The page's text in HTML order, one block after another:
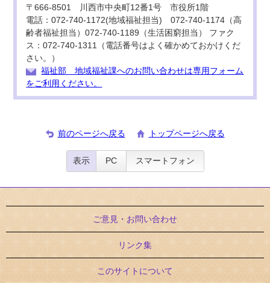
〒666-8501 川西市中央町12番1号 市役所1階
電話：072-740-1172(地域福祉担当) 072-740-1174（高
齢者福祉担当）072-740-1189（生活困窮担当） ファク
ス：072-740-1311（電話番号はよく確かめておかけくだ
さい。）
福祉部 地域福祉課へのお問い合わせは専用フォーム
をご利用ください。
前のページへ戻る トップページへ戻る
表示 PC スマートフォン
ご意見・お問い合わせ
リンク集
このサイトについて